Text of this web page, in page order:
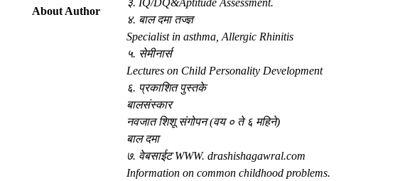
About Author
३. IQ/DQ&Aptitude Assessment.
४. बाल दमा तज्ज्ञ
Specialist in asthma, Allergic Rhinitis
५. सेमीनार्स
Lectures on Child Personality Development
६. प्रकाशित पुस्तके
बालसंस्कार
नवजात शिशू संगोपन (वय ० ते ६ महिने)
बाल दमा
७. वेबसाईट WWW. drashishagawral.com
Information on common childhood problems.